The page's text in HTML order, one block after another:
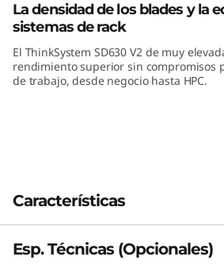
La densidad de los blades y la
sistemas de rack
El ThinkSystem SD630 V2 de muy
rendimiento superior sin compromisos
de trabajo, desde negocio hasta HPC.
Características
Esp. Técnicas (Opcionales)